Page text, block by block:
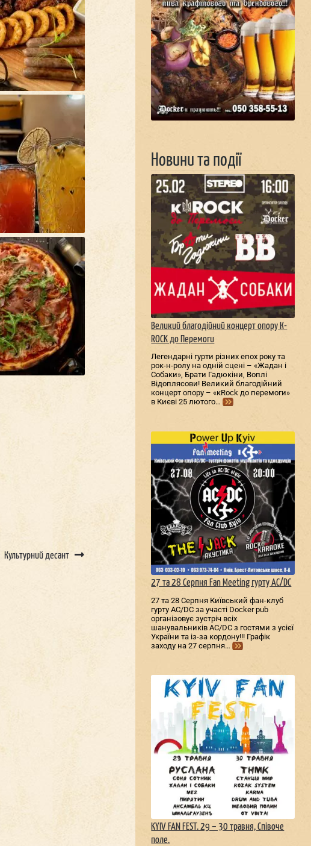
Культурний десант
Новини та події
Великий благодійний концерт опору К-
ROCK до Перемоги
Легендарні гурти різних епох року та
рок-н-ролу на одній сцені – «Жадан і
Собаки», Брати Гадюкіни, Воплі
Відоплясови! Великий благодійний
концерт опору – «кRock до перемоги»
в Києві 25 лютого…
27 та 28 Серпня Fan Meeting гурту AC/DС
27 та 28 Серпня Київський фан-клуб
гурту AC/DС за участі Docker pub
організовує зустріч всіх
шанувальників AC/DС з гостями з усієї
України та із-за кордону!!! Графік
заходу на 27 серпня…
KYIV FAN FEST. 29 – 30 травня, Співоче
поле.